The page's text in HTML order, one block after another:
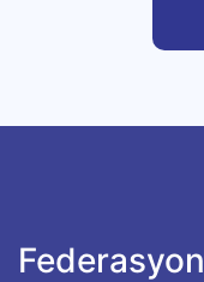
Federasyon